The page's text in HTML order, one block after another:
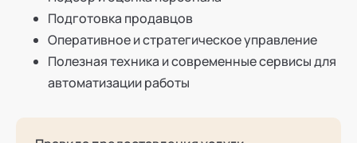
Подготовка продавцов
Оперативное и стратегическое управление
Полезная техника и современные сервисы для
автоматизации работы